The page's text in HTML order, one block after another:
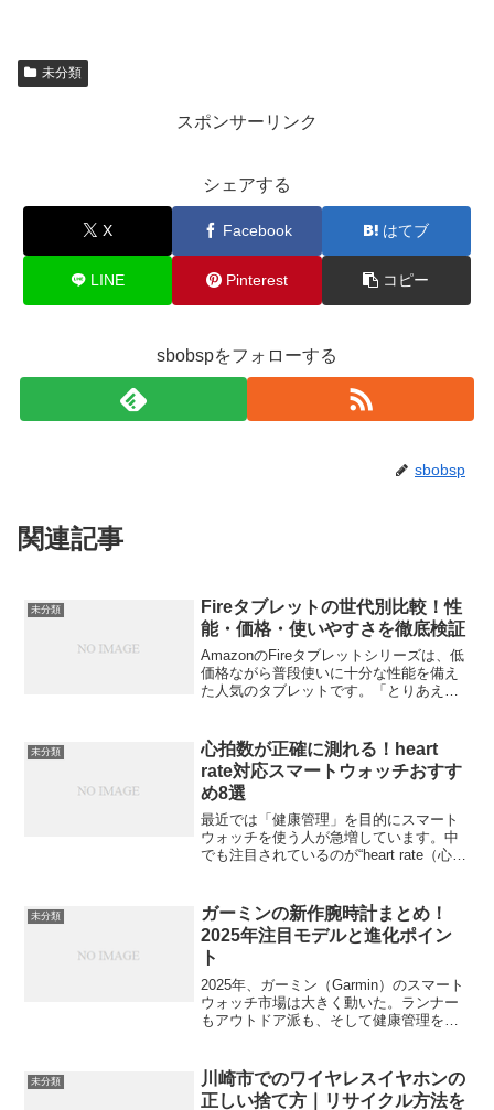
未分類
スポンサーリンク
シェアする
X Facebook はてブ
LINE Pinterest コピー
sbobspをフォローする
sbobsp
関連記事
未分類
Fireタブレットの世代別比較！性
能・価格・使いやすさを徹底検証
AmazonのFireタブレットシリーズは、低
価格ながら普段使いに十分な性能を備え
た人気のタブレットです。「とりあえず
ーズに応えるラインナップが揃ってお
り、世代を重ねる...
未分類
心拍数が正確に測れる！heart
rate対応スマートウォッチおすす
め8選
最近では「健康管理」を目的にスマート
ウォッチを使う人が急増しています。中
でも注目されているのが“heart rate（心拍
変化やコンディションを把握しやすくな
ります。...
未分類
ガーミンの新作腕時計まとめ！
2025年注目モデルと進化ポイン
ト
2025年、ガーミン（Garmin）のスマート
ウォッチ市場は大きく動いた。ランナー
もアウトドア派も、そして健康管理を重
事では、今年注目の新作モデルと、ガー
ミンがこの一年...
未分類
川崎市でのワイヤレスイヤホンの
正しい捨て方｜リサイクル方法を